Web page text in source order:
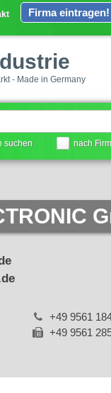
Firma eintragen!
- Made in Germany
suchen nach
+49 9561
+49 9561